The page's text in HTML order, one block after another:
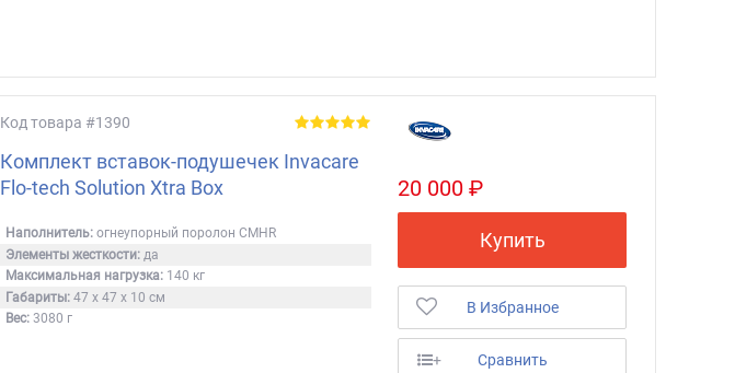
Код товара #1390
Комплект вставок-подушечек Invacare
Flo-tech Solution Xtra Box
Наполнитель: огнеупорный поролон CMHR
Элементы жесткости: да
Максимальная нагрузка: 140 кг
Габариты: 47 х 47 х 10 см
Вес: 3080 г
20 000 ₽
Купить
В Избранное
+ Сравнить